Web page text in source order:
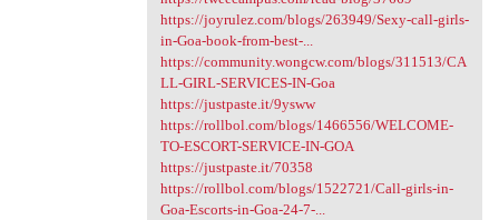
https://joyrulez.com/blogs/263949/Sexy-call-girls-
in-Goa-book-from-best-...
https://community.wongcw.com/blogs/311513/CA
LL-GIRL-SERVICES-IN-Goa
https://justpaste.it/9ysww
https://rollbol.com/blogs/1466556/WELCOME-
TO-ESCORT-SERVICE-IN-GOA
https://justpaste.it/70358
https://rollbol.com/blogs/1522721/Call-girls-in-
Goa-Escorts-in-Goa-24-7-...